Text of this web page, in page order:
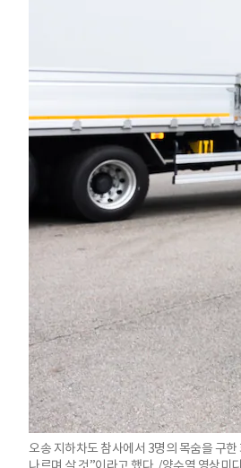
오송 지하차도 참사에서 3명의 목숨을 구